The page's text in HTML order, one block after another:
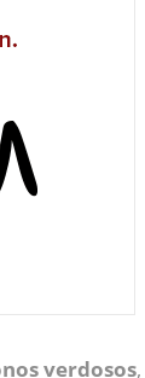
verdosos